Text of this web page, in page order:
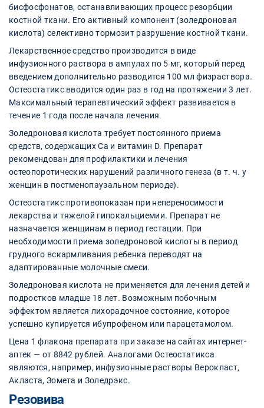
бисфосфонатов, останавливающих процесс резорбции
костной ткани. Его активный компонент (золедроновая
кислота) селективно тормозит разрушение костной ткани.
Лекарственное средство производится в виде
инфузионного раствора в ампулах по 5 мг, который перед
введением дополнительно разводится 100 мл физраствора.
Остеостатикс вводится один раз в год на протяжении 3 лет.
Максимальный терапевтический эффект развивается в
течение 1 года после начала лечения.
Золедроновая кислота требует постоянного приема
средств, содержащих Са и витамин D. Препарат
рекомендован для профилактики и лечения
остеопоротических нарушений различного генеза (в т. ч. у
женщин в постменопаузальном периоде).
Остеостатикс противопоказан при непереносимости
лекарства и тяжелой гипокальциемии. Препарат не
назначается женщинам в период гестации. При
необходимости приема золедроновой кислоты в период
грудного вскармливания ребенка переводят на
адаптированные молочные смеси.
Золедроновая кислота не применяется для лечения детей и
подростков младше 18 лет. Возможным побочным
эффектом является лихорадочное состояние, которое
успешно купируется ибупрофеном или парацетамолом.
Цена 1 флакона препарата при заказе на сайтах интернет-
аптек — от 8842 рублей. Аналогами Остеостатикса
являются, например, инфузионные растворы Верокласт,
Акласта, Зомета и Золедрэкс.
Резовива